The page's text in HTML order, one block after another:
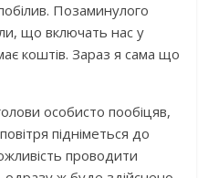
Позаминулого
що включать нас у
коштів. Зараз я сама що
особисто пообіцяв,
підніметься до
проводити